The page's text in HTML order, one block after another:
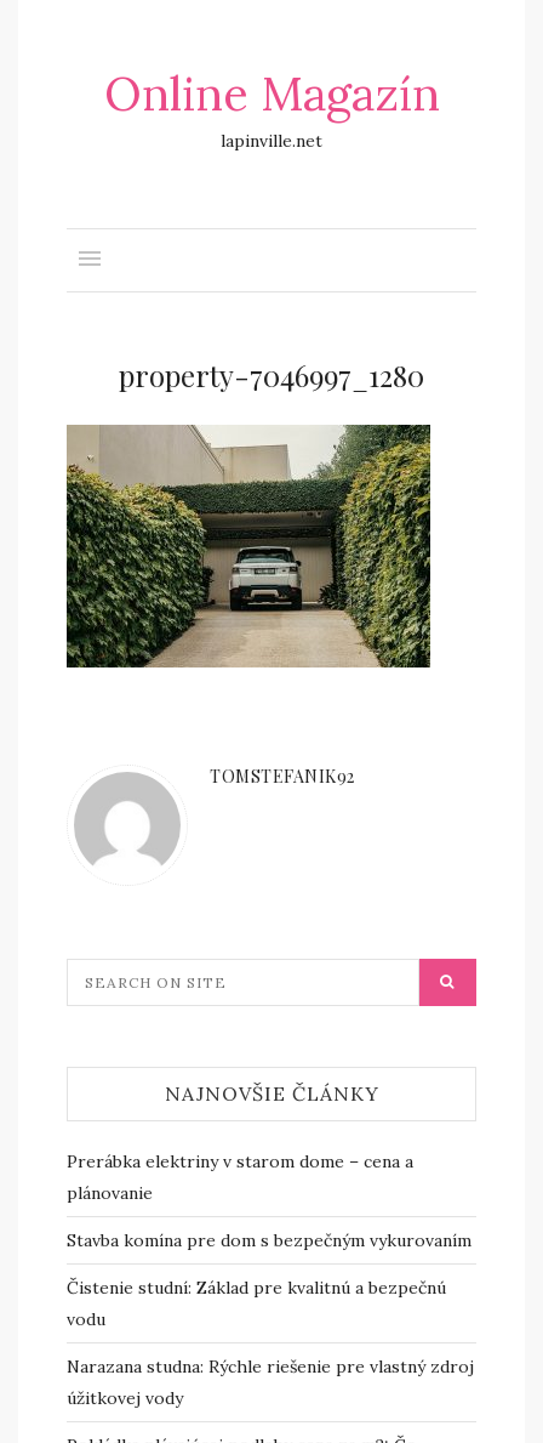
Online Magazín
lapinville.net
property-7046997_1280
TOMSTEFANIK92
NAJNOVŠIE ČLÁNKY
Prerábka elektriny v starom dome – cena a
plánovanie
Stavba komína pre dom s bezpečným vykurovaním
Čistenie studní: Základ pre kvalitnú a bezpečnú
vodu
Narazana studna: Rýchle riešenie pre vlastný zdroj
úžitkovej vody